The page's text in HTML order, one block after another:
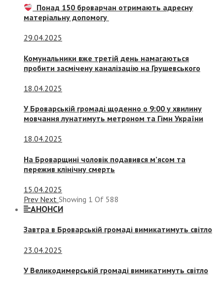
Понад 150 броварчан отримають адресну
матеріальну допомогу
29.04.2025
Комунальники вже третій день намагаються
пробити засмічену каналізацію на Грушевського
18.04.2025
У Броварській громаді щоденно о 9:00 у хвилину
мовчання лунатимуть метроном та Гімн України
18.04.2025
На Броварщині чоловік подавився м’ясом та
пережив клінічну смерть
15.04.2025
Prev Next Showing 1 Of 588
АНОНСИ
Завтра в Броварській громаді вимикатимуть світло
23.04.2025
У Великодимерській громаді вимикатимуть світло